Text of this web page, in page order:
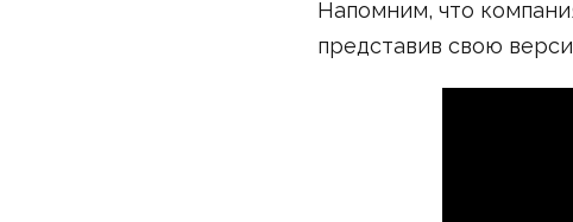
Напомним, что
представив свою